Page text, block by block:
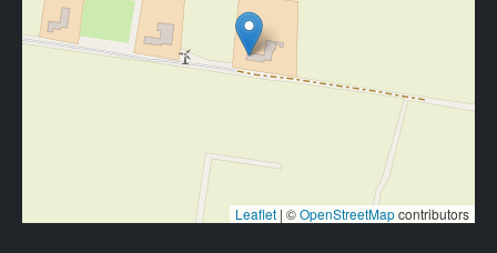
Leaflet | ©OpenStreetMapcontributors